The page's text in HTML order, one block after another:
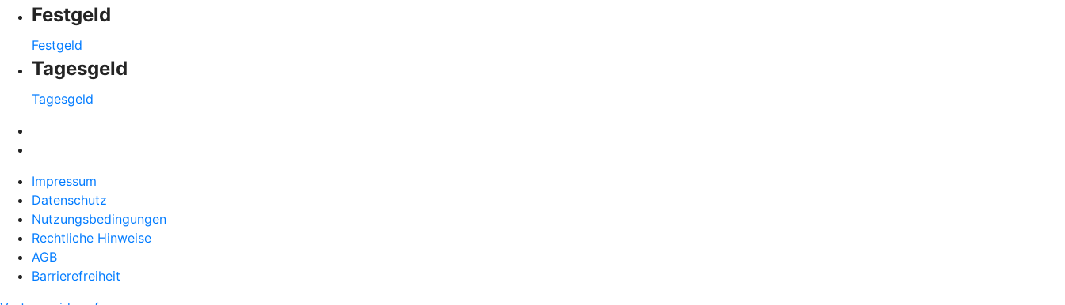
Festgeld
Festgeld
Tagesgeld
Tagesgeld
Impressum
Datenschutz
Nutzungsbedingungen
Rechtliche Hinweise
AGB
Barrierefreiheit